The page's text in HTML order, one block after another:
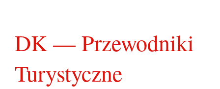
DK — Przewodniki
Turystyczne